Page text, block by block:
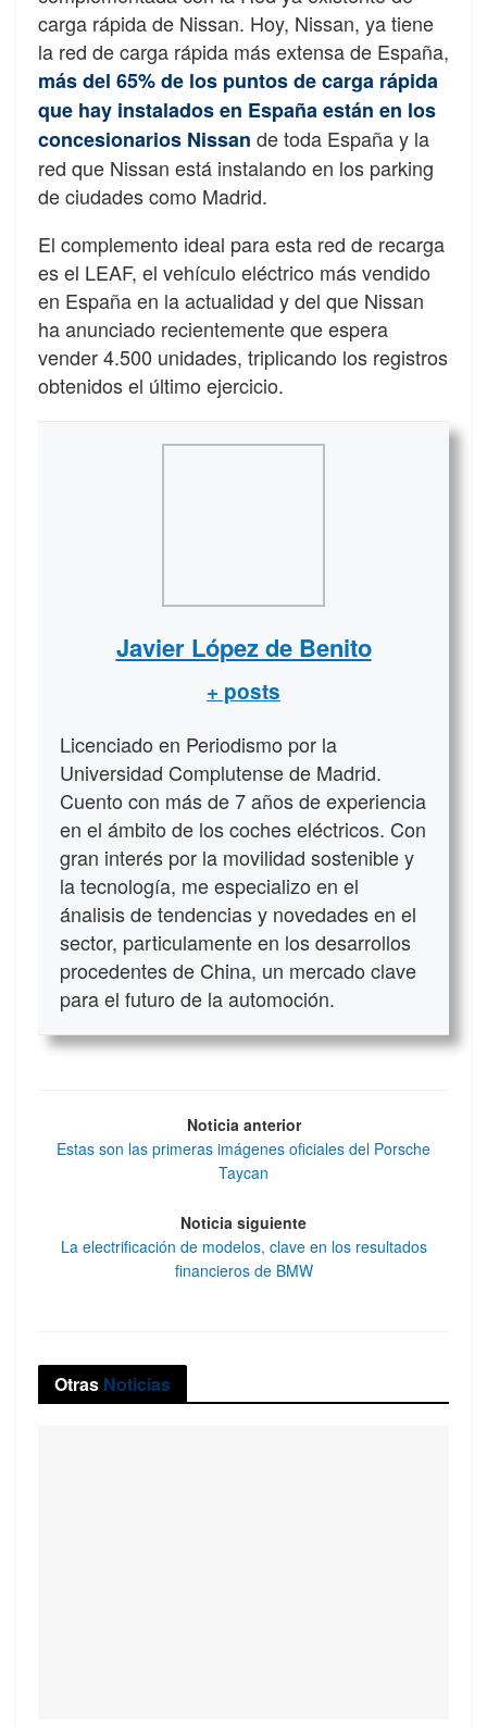
carga rápida de Nissan. Hoy, Nissan, ya tiene
la red de carga rápida más extensa de España,
más del 65% de los puntos de carga rápida
que hay instalados en España están en los
concesionarios Nissan de toda España y la
red que Nissan está instalando en los parking
de ciudades como Madrid.
El complemento ideal para esta red de recarga
es el LEAF, el vehículo eléctrico más vendido
en España en la actualidad y del que Nissan
ha anunciado recientemente que espera
vender 4.500 unidades, triplicando los registros
obtenidos el último ejercicio.
Javier López de Benito
+ posts
Licenciado en Periodismo por la
Universidad Complutense de Madrid.
Cuento con más de 7 años de experiencia
en el ámbito de los coches eléctricos. Con
gran interés por la movilidad sostenible y
la tecnología, me especializo en el
ánalisis de tendencias y novedades en el
sector, particulamente en los desarrollos
procedentes de China, un mercado clave
para el futuro de la automoción.
Noticia anterior
Estas son las primeras imágenes oficiales del Porsche
Taycan
Noticia siguiente
La electrificación de modelos, clave en los resultados
financieros de BMW
Otras Noticias